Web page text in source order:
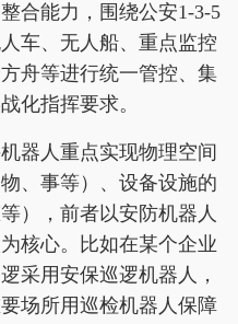
合能力，围绕公安1-3-5
车、无人船、重点监控
舟等进行统一管控、集
化指挥要求。
器人重点实现物理空间
、事等）、设备设施的
），前者以安防机器人
核心。比如在某个企业
采用安保巡逻机器人，
场所用巡检机器人保障